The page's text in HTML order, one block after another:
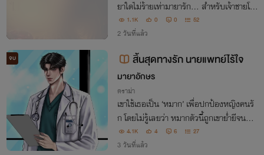
ยาใดไม่ร้ายเท่ามายารัก... สำหรับเจ้าชายโอ
มาห์และกามีลียา...แม้มิใช่ชีวิตเดียวกัน แต่ผู
กพันดั่งร่วมลมหายใจ...
1.1K 0 0 52
2 วันที่แล้ว
จบ สิ้นสุดทางรัก นายแพทย์ไร้ใจ
มายาอักษร
ดราม่า
เขาใช้เธอเป็น ‘หมาก’ เพื่อปกป้องหญิงคนรั
ก โดยไม่รู้เลยว่า หมากตัวนี้ถูกเขาย่ำยีจนแห
ลกสลายไปแล้ว
4.1K 4 6 27
3 วันที่แล้ว